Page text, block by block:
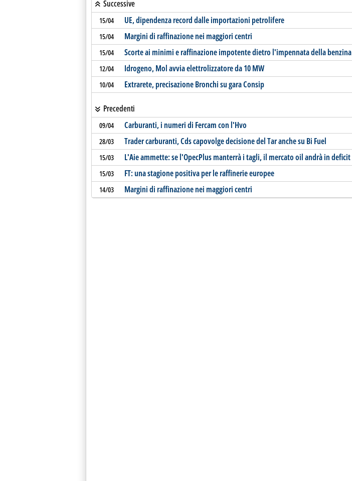
Successive
15/04 UE, dipendenza record dalle importazioni petrolifere
15/04 Margini di raffinazione nei maggiori centri
15/04 Scorte ai minimi e raffinazione impotente dietro l'impennata della benzina
12/04 Idrogeno, Mol avvia elettrolizzatore da 10 MW
10/04 Extrarete, precisazione Bronchi su gara Consip
Precedenti
09/04 Carburanti, i numeri di Fercam con l'Hvo
28/03 Trader carburanti, Cds capovolge decisione del Tar anche su Bi Fuel
15/03 L'Aie ammette: se l'OpecPlus manterrà i tagli, il mercato oil andrà in deficit
15/03 FT: una stagione positiva per le raffinerie europee
14/03 Margini di raffinazione nei maggiori centri